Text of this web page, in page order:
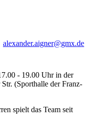
alexander.aigner@gmx.de
- 19.00 Uhr in der
(Sporthalle der Franz-
spielt das Team seit